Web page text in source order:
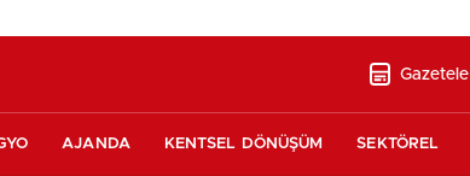
AJANDA KENTSEL DÖNÜŞÜM SEKTÖREL